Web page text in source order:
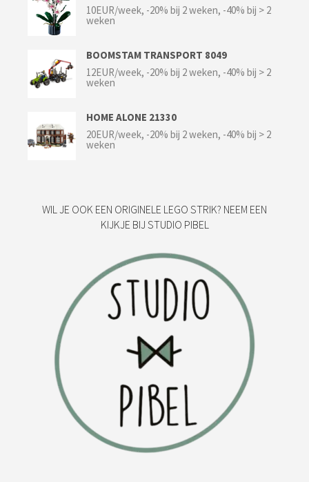
10EUR/week, -20% bij 2 weken, -40% bij > 2
weken
BOOMSTAM TRANSPORT 8049
12EUR/week, -20% bij 2 weken, -40% bij > 2
weken
HOME ALONE 21330
20EUR/week, -20% bij 2 weken, -40% bij > 2
weken
WIL JE OOK EEN ORIGINELE LEGO STRIK? NEEM EEN
KIJKJE BIJ STUDIO PIBEL